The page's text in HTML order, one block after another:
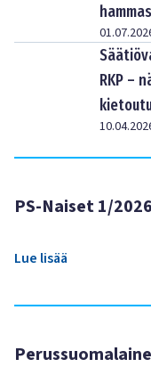
RKP –
PS-Naiset 1/2026
Lue lisää